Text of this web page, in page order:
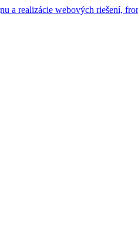
realizácie webových riešení,